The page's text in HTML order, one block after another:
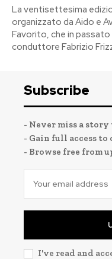
La ventisettesima
organizzato da Aido e
Favorito, che in
conduttore Fabrizio
Subscribe
- Never miss a
- Gain full access
- Browse free from
I've read and